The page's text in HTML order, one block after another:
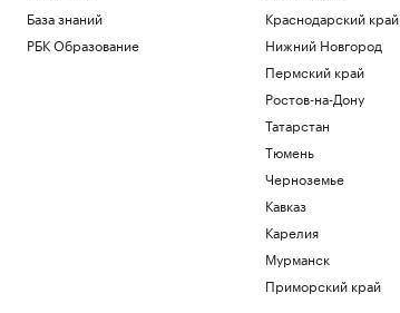
База знаний
РБК Образование
Краснодарский край
Нижний Новгород
Пермский край
Ростов-на-Дону
Татарстан
Тюмень
Черноземье
Кавказ
Карелия
Мурманск
Приморский край